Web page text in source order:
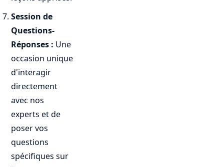
Session de
Questions-
Réponses : Une
occasion unique
d'interagir
directement
avec nos
experts et de
poser vos
questions
spécifiques sur